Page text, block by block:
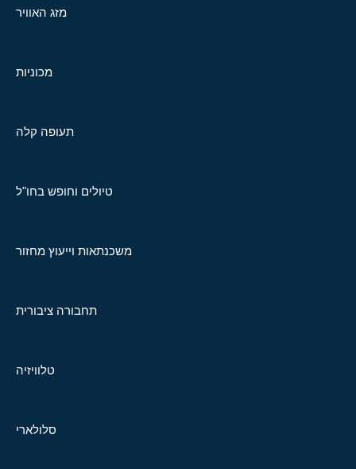
מזג האוויר
מכוניות
תעופה קלה
טיולים וחופש בחו"ל
משכנתאות וייעוץ מחזור
תחבורה ציבורית
טלוויזיה
סלולארי